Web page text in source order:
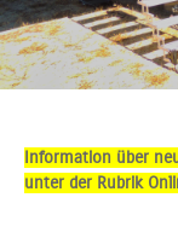
Information über
unter der Rubrik